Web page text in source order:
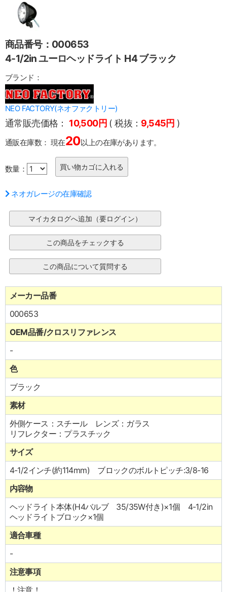
商品番号：000653
4-1/2in ユーロヘッドライト H4 ブラック
ブランド：
NEO FACTORY(ネオファクトリー)
通常販売価格： 10,500円 ( 税抜： 9,545円 )
通販在庫数： 現在20以上の在庫があります。
数量：
ネオガレージの在庫確認
メーカー品番
000653
OEM品番/クロスリファレンス
-
色
ブラック
素材
外側ケース：スチール レンズ：ガラス
リフレクター：プラスチック
サイズ
4-1/2インチ(約114mm) ブロックのボルトピッチ:3/8-16
内容物
ヘッドライト本体(H4バルブ 35/35W付き)×1個 4-1/2in
ヘッドライトブロック×1個
適合車種
-
注意事項